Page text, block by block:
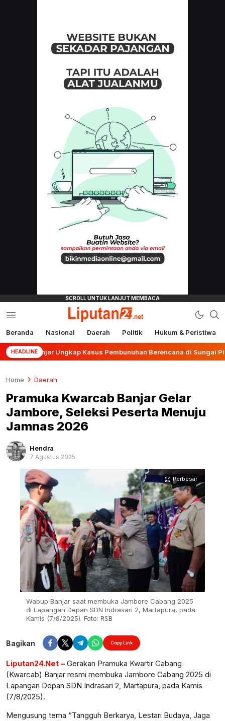
liputan24.net
Beranda Nasional Daerah Politik Hukum & Peristiwa
HEADLINE
Ungkap Kasus Pembunuhan Berencana di Sungai Pinang
Home Daerah
Pramuka Kwarcab Banjar Gelar
Jambore, Seleksi Peserta Menuju
Jamnas 2026
Hendra
7 Agustus 2025
Perbesar
Wabup Banjar saat membuka Jambore Cabang 2025
di Lapangan Depan SDN Indrasari 2, Martapura, pada
Kamis (7/8/2025). Foto: RSB
Bagikan Copy Link
Liputan24.Net – Gerakan Pramuka Kwartir Cabang
(Kwarcab) Banjar resmi membuka Jambore Cabang 2025 di
Lapangan Depan SDN Indrasari 2, Martapura, pada Kamis
(7/8/2025).
Mengusung tema “Tangguh Berkarya, Lestari Budaya, Jaga